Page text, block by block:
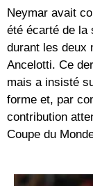
Neymar avait
été écarté de la
durant les deux
Ancelotti. Ce
mais a insisté
forme et, par
contribution
Coupe du